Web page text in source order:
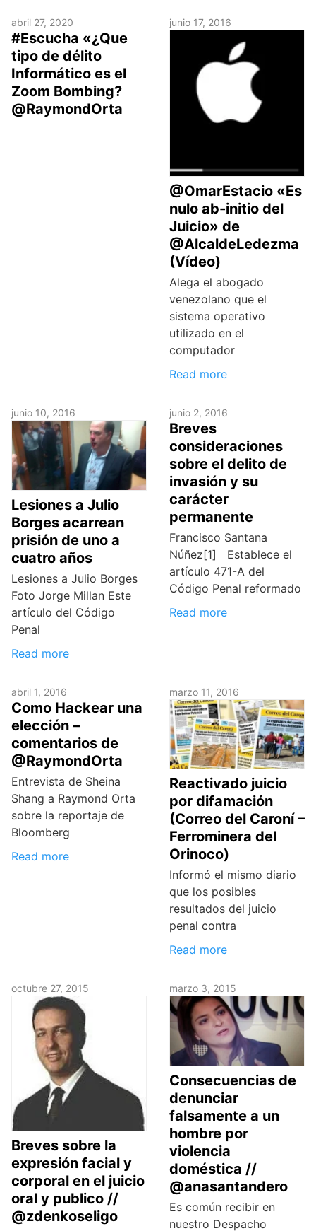
abril 27, 2020
#Escucha «¿Que
tipo de délito
Informático es el
Zoom Bombing?
@RaymondOrta
junio 17, 2016
@OmarEstacio «Es
nulo ab-initio del
Juicio» de
@AlcaldeLedezma
(Vídeo)
Alega el abogado
venezolano que el
sistema operativo
utilizado en el
computador
Read more
junio 10, 2016
Lesiones a Julio
Borges acarrean
prisión de uno a
cuatro años
Lesiones a Julio Borges
Foto Jorge Millan Este
artículo del Código
Penal
Read more
junio 2, 2016
Breves
consideraciones
sobre el delito de
invasión y su
carácter
permanente
Francisco Santana
Núñez[1] Establece el
artículo 471-A del
Código Penal reformado
Read more
abril 1, 2016
Como Hackear una
elección –
comentarios de
@RaymondOrta
Entrevista de Sheina
Shang a Raymond Orta
sobre la reportaje de
Bloomberg
Read more
marzo 11, 2016
Reactivado juicio
por difamación
(Correo del Caroní –
Ferrominera del
Orinoco)
Informó el mismo diario
que los posibles
resultados del juicio
penal contra
Read more
octubre 27, 2015
Breves sobre la
expresión facial y
corporal en el juicio
oral y publico //
@zdenkoseligo
marzo 3, 2015
Consecuencias de
denunciar
falsamente a un
hombre por
violencia
doméstica //
@anasantandero
Es común recibir en
nuestro Despacho